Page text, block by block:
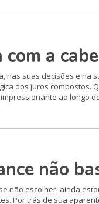
a
nas suas decisões e
dos juros compostos.
ao longo
não
não escolher, ainda
Por trás de sua